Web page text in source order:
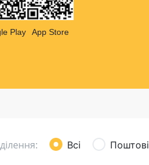
доставка
Play App Store
Всі Поштові